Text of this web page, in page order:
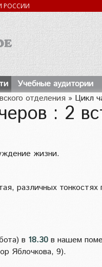
РОССИИ
Учебные аудитории
отделения » Цикл
: 2
жизни.
различных тонкостях
в 18.30 в нашем
Яблочкова, 9).